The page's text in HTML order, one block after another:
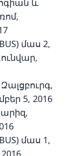
և
մաս 2,
5, 2016
մաս 1,